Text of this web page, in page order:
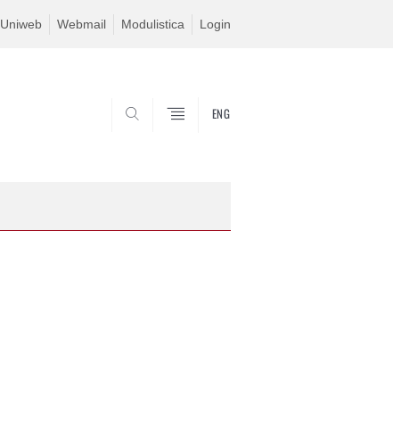
Uniweb Webmail Modulistica Login
ENG